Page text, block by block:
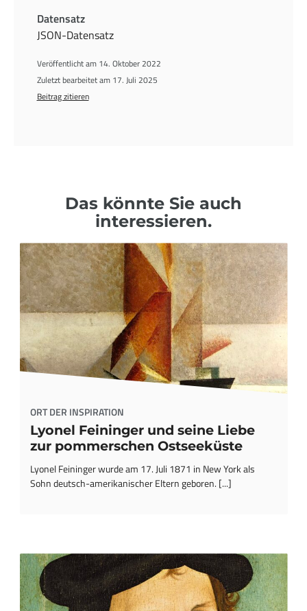
Datensatz
JSON-Datensatz
Veröffentlicht am 14. Oktober 2022
Zuletzt bearbeitet am 17. Juli 2025
Beitrag zitieren
Das könnte Sie auch
interessieren.
ORT DER INSPIRATION
Lyonel Feininger und seine Liebe
zur pommerschen Ostseeküste
Lyonel Feininger wurde am 17. Juli 1871 in New York als
Sohn deutsch-amerikanischer Eltern geboren. [...]